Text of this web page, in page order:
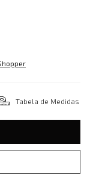
Tabela de Medidas